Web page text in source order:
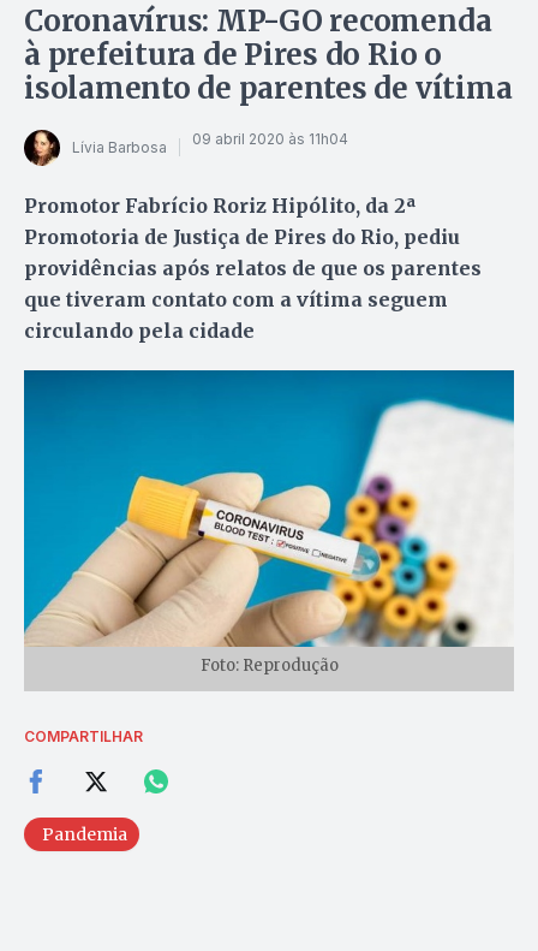
Coronavírus: MP-GO recomenda
à prefeitura de Pires do Rio o
isolamento de parentes de vítima
Lívia Barbosa 09 abril 2020 às 11h04
Promotor Fabrício Roriz Hipólito, da 2ª
Promotoria de Justiça de Pires do Rio, pediu
providências após relatos de que os parentes
que tiveram contato com a vítima seguem
circulando pela cidade
Foto: Reprodução
COMPARTILHAR
Pandemia